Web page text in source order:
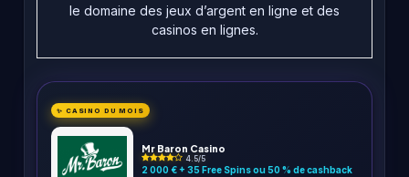
le domaine des jeux d’argent en ligne et des
casinos en lignes.
✨ CASINO DU MOIS
Mr Baron Casino
4.5/5
2 000 € + 35 Free Spins ou 50 % de cashback